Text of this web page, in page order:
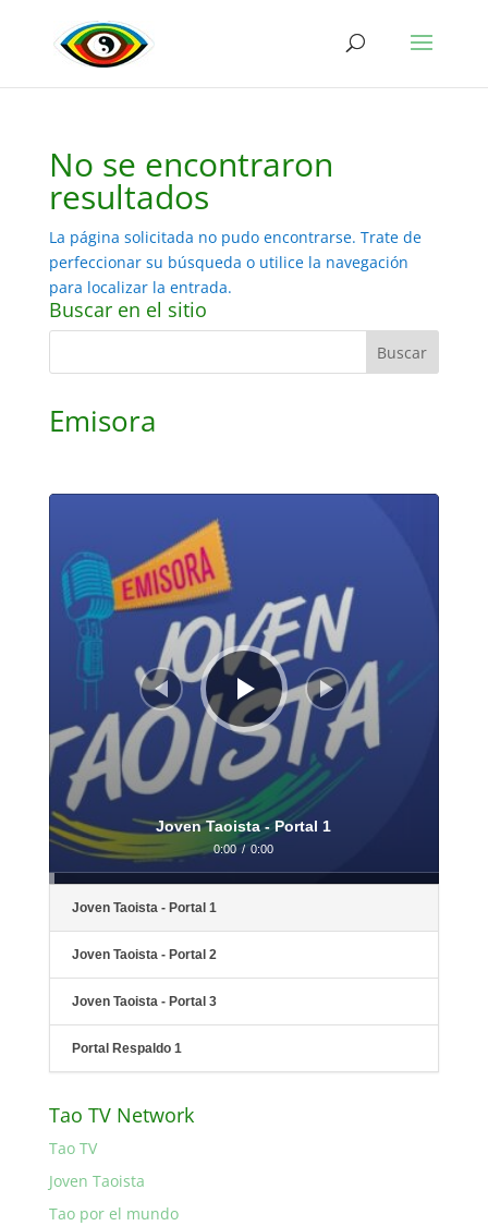
No se encontraron
resultados
La página solicitada no pudo encontrarse. Trate de
perfeccionar su búsqueda o utilice la navegación
para localizar la entrada.
Buscar en el sitio
Emisora
Reproductor
Joven Taoista - Portal 1
0:00 / 0:00
Joven Taoista - Portal 1
Joven Taoista - Portal 2
Joven Taoista - Portal 3
Portal Respaldo 1
Tao TV Network
Tao TV
Joven Taoista
Tao por el mundo